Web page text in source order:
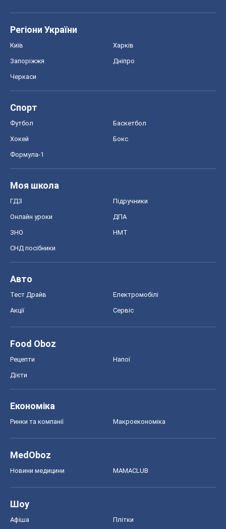
Регіони України
Київ Харків
Запоріжжя Дніпро
Черкаси
Спорт
Футбол Баскетбол
Хокей Бокс
Формула-1
Моя школа
ГДЗ Підручники
Онлайн уроки ДПА
ЗНО НМТ
СНД посібники
Авто
Тест Драйв Електромобілі
Акції Сервіс
Food Oboz
Рецепти Напої
Дієти
Економіка
Ринки та компанії Макроекономіка
MedOboz
Новини медицини MAMACLUB
Шоу
Афіша Плітки